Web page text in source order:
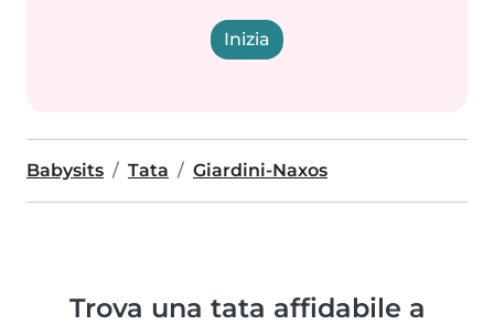
Inizia
Babysits Tata Giardini-Naxos
Trova una tata affidabile a